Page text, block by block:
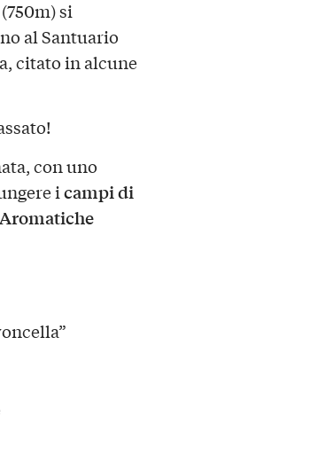
si
al Santuario
citato in alcune
con uno
icampi di